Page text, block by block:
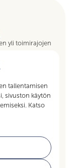
tallentamisen
sivuston käytön
Katso
yli toimirajojen
liiton